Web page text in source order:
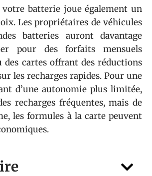
votre batterie joue également un
Les propriétaires de véhicules
batteries auront davantage
pour des forfaits mensuels
cartes offrant des réductions
les recharges rapides. Pour une
d’une autonomie plus limitée,
recharges fréquentes, mais de
les formules à la carte peuvent